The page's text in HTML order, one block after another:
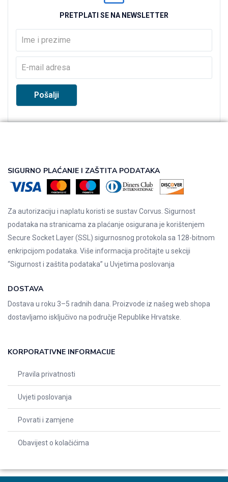
PRETPLATI SE NA NEWSLETTER
SIGURNO PLAĆANJE I ZAŠTITA PODATAKA
Za autorizaciju i naplatu koristi se sustav Corvus. Sigurnost
podataka na stranicama za plaćanje osigurana je korištenjem
Secure Socket Layer (SSL) sigurnosnog protokola sa 128-bitnom
enkripcijom podataka. Više informacija pročitajte u sekciji
“Sigurnost i zaštita podataka” u Uvjetima poslovanja
DOSTAVA
Dostava u roku 3–5 radnih dana. Proizvode iz našeg web shopa
dostavljamo isključivo na područje Republike Hrvatske.
KORPORATIVNE INFORMACIJE
Pravila privatnosti
Uvjeti poslovanja
Povrati i zamjene
Obavijest o kolačićima